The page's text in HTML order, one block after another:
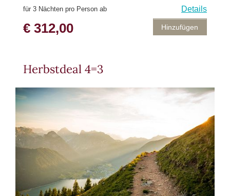
für 3 Nächten pro Person ab
€ 312,00
Details
Hinzufügen
Herbstdeal 4=3